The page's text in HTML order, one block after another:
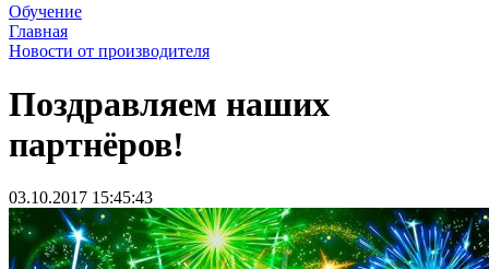
Обучение
Главная
Новости от производителя
Поздравляем наших
партнёров!
03.10.2017 15:45:43